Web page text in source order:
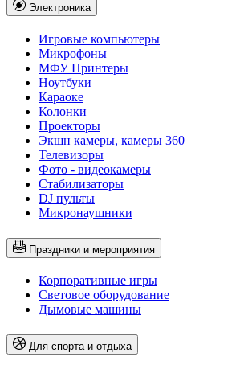
Электроника
Игровые компьютеры
Микрофоны
МФУ Принтеры
Ноутбуки
Караоке
Колонки
Проекторы
Экшн камеры, камеры 360
Телевизоры
Фото - видеокамеры
Стабилизаторы
DJ пульты
Микронаушники
Праздники и мероприятия
Корпоративные игры
Световое оборудование
Дымовые машины
Для спорта и отдыха